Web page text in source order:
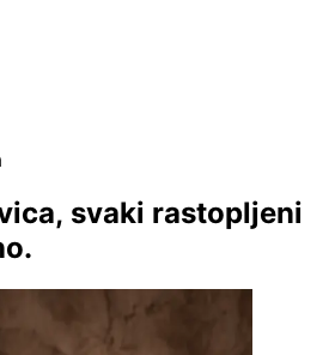
svaki rastopljeni